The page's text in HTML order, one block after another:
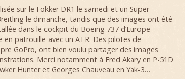
sur le Fokker DR1 le samedi et un Super
le dimanche, tandis que des images ont été
dans le cockpit du Boeing 737 d’Europe
patrouille avec un ATR. Des pilotes de
GoPro, ont bien voulu partager des images
Merci notamment à Fred Akary en P-51D
Hunter et Georges Chauveau en Yak-3…